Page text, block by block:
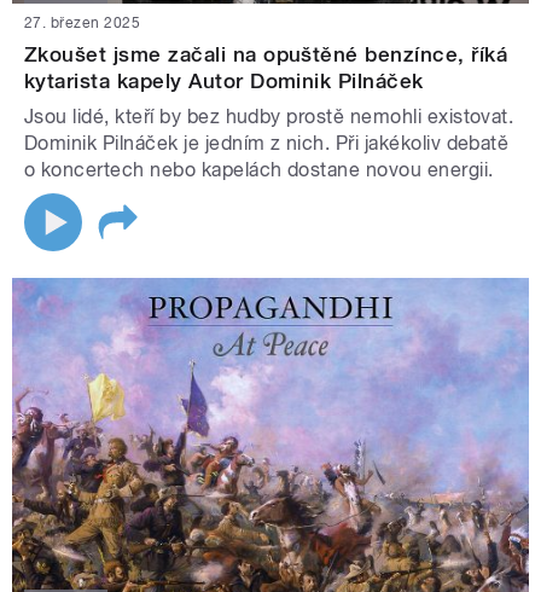
27. březen 2025
Zkoušet jsme začali na opuštěné benzínce, říká
kytarista kapely Autor Dominik Pilnáček
Jsou lidé, kteří by bez hudby prostě nemohli existovat.
Dominik Pilnáček je jedním z nich. Při jakékoliv debatě
o koncertech nebo kapelách dostane novou energii.